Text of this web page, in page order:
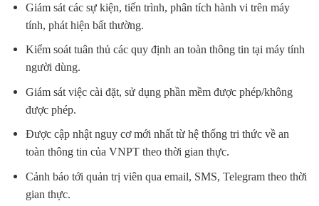
Giám sát các sự kiện, tiến trình, phân tích hành vi trên máy
tính, phát hiện bất thường.
Kiểm soát tuân thủ các quy định an toàn thông tin tại máy tính
người dùng.
Giám sát việc cài đặt, sử dụng phần mềm được phép/không
được phép.
Được cập nhật nguy cơ mới nhất từ hệ thống tri thức về an
toàn thông tin của VNPT theo thời gian thực.
Cảnh báo tới quản trị viên qua email, SMS, Telegram theo thời
gian thực.